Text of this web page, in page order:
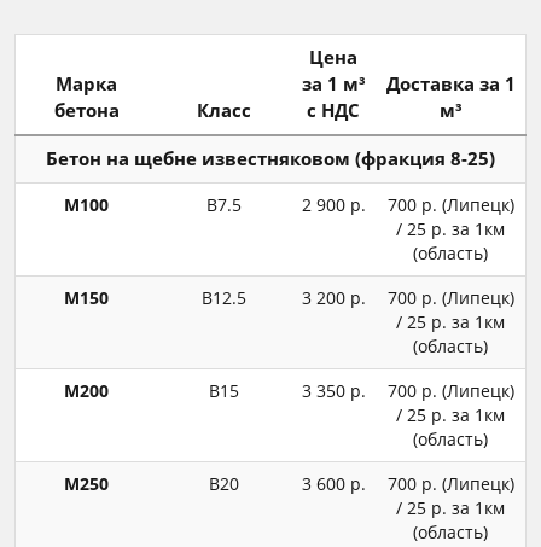
Марка
бетона
Класс
Цена
за 1 м³
с НДС
Доставка за 1
м³
Бетон на щебне известняковом (фракция 8-25)
М100 В7.5 2 900 р.
700 р. (Липецк)
/ 25 р. за 1км
(область)
М150
В12.5 3 200 р.
700 р. (Липецк)
/ 25 р. за 1км
(область)
М200
В15 3 350 р.
700 р. (Липецк)
/ 25 р. за 1км
(область)
М250
В20 3 600 р.
700 р. (Липецк)
/ 25 р. за 1км
(область)